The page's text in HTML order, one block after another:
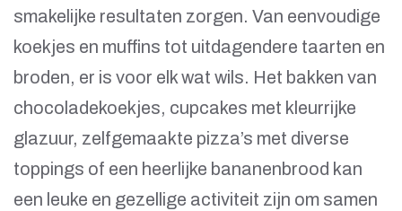
smakelijke resultaten zorgen. Van eenvoudige
koekjes en muffins tot uitdagendere taarten en
broden, er is voor elk wat wils. Het bakken van
chocoladekoekjes, cupcakes met kleurrijke
glazuur, zelfgemaakte pizza’s met diverse
toppings of een heerlijke bananenbrood kan
een leuke en gezellige activiteit zijn om samen